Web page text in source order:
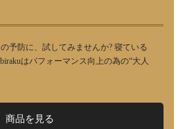
予防に、試してみませんか? 寝ている
はパフォーマンス向上の為の“大人
商品を見る